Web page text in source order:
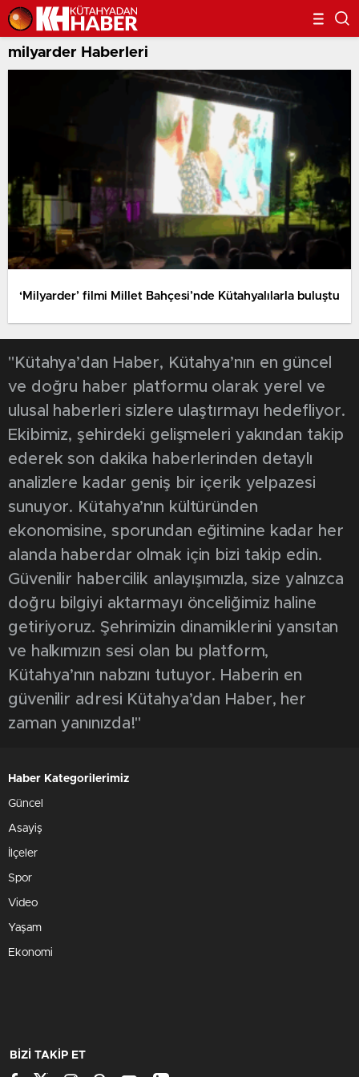
milyarder Haberleri
‘Milyarder’ filmi Millet Bahçesi’nde Kütahyalılarla buluştu
"Kütahya’dan Haber, Kütahya’nın en güncel
ve doğru haber platformu olarak yerel ve
ulusal haberleri sizlere ulaştırmayı hedefliyor.
Ekibimiz, şehirdeki gelişmeleri yakından takip
ederek son dakika haberlerinden detaylı
analizlere kadar geniş bir içerik yelpazesi
sunuyor. Kütahya’nın kültüründen
ekonomisine, sporundan eğitimine kadar her
alanda haberdar olmak için bizi takip edin.
Güvenilir habercilik anlayışımızla, size yalnızca
doğru bilgiyi aktarmayı önceliğimiz haline
getiriyoruz. Şehrimizin dinamiklerini yansıtan
ve halkımızın sesi olan bu platform,
Kütahya’nın nabzını tutuyor. Haberin en
güvenilir adresi Kütahya’dan Haber, her
zaman yanınızda!"
Haber Kategorilerimiz
Güncel
Asayiş
İlçeler
Spor
Video
Yaşam
Ekonomi
BİZİ TAKİP ET